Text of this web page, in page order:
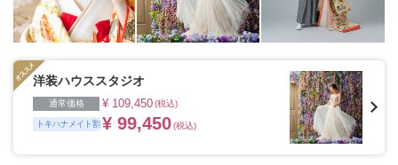
洋装ハウススタジオ
通常価格 ¥ 109,450(税込)
トキハナメイト割 ¥ 99,450(税込)